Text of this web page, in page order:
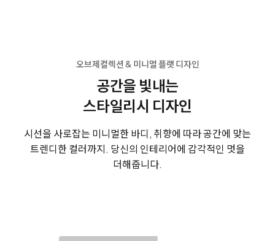
오브제컬렉션 & 미니멀 플랫 디자인
공간을 빛내는
스타일리시 디자인
시선을 사로잡는 미니멀한 바디, 취향에 따라 공간에 맞는
트렌디한 컬러까지. 당신의 인테리어에 감각적인 멋을
더해줍니다.